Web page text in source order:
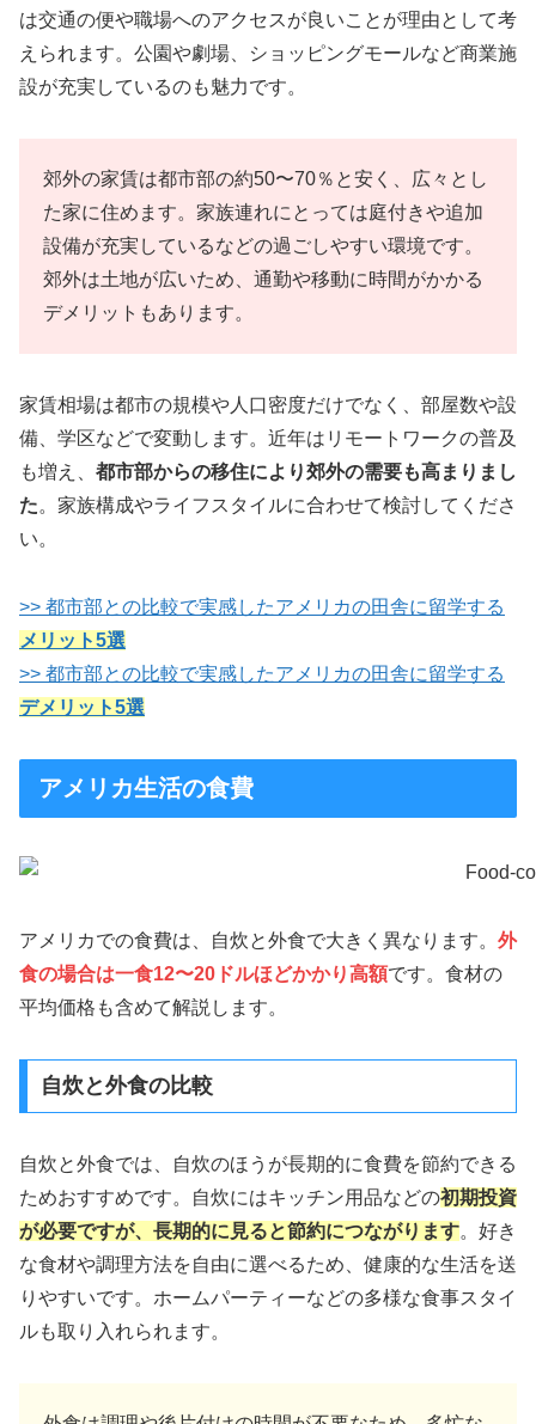
は交通の便や職場へのアクセスが良いことが理由として考
えられます。公園や劇場、ショッピングモールなど商業施
設が充実しているのも魅力です。
郊外の家賃は都市部の約50〜70％と安く、広々とし
た家に住めます。家族連れにとっては庭付きや追加
設備が充実しているなどの過ごしやすい環境です。
郊外は土地が広いため、通勤や移動に時間がかかる
デメリットもあります。
家賃相場は都市の規模や人口密度だけでなく、部屋数や設
備、学区などで変動します。近年はリモートワークの普及
も増え、 都市部からの移住により郊外の需要も高まりまし
た。家族構成やライフスタイルに合わせて検討してくださ
い。
>> 都市部との比較で実感したアメリカの田舎に留学する
メリット5選
>> 都市部との比較で実感したアメリカの田舎に留学する
デメリット5選
アメリカ生活の食費
アメリカでの食費は、自炊と外食で大きく異なります。 外
食の場合は一食12〜20ドルほどかかり高額です。食材の
平均価格も含めて解説します。
自炊と外食の比較
自炊と外食では、自炊のほうが長期的に食費を節約できる
ためおすすめです。自炊にはキッチン用品などの初期投資
が必要ですが、長期的に見ると節約につながります。好き
な食材や調理方法を自由に選べるため、健康的な生活を送
りやすいです。ホームパーティーなどの多様な食事スタイ
ルも取り入れられます。